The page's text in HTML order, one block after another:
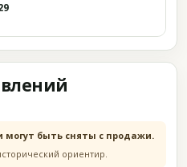
могут быть сняты с продажи.
ориентир.